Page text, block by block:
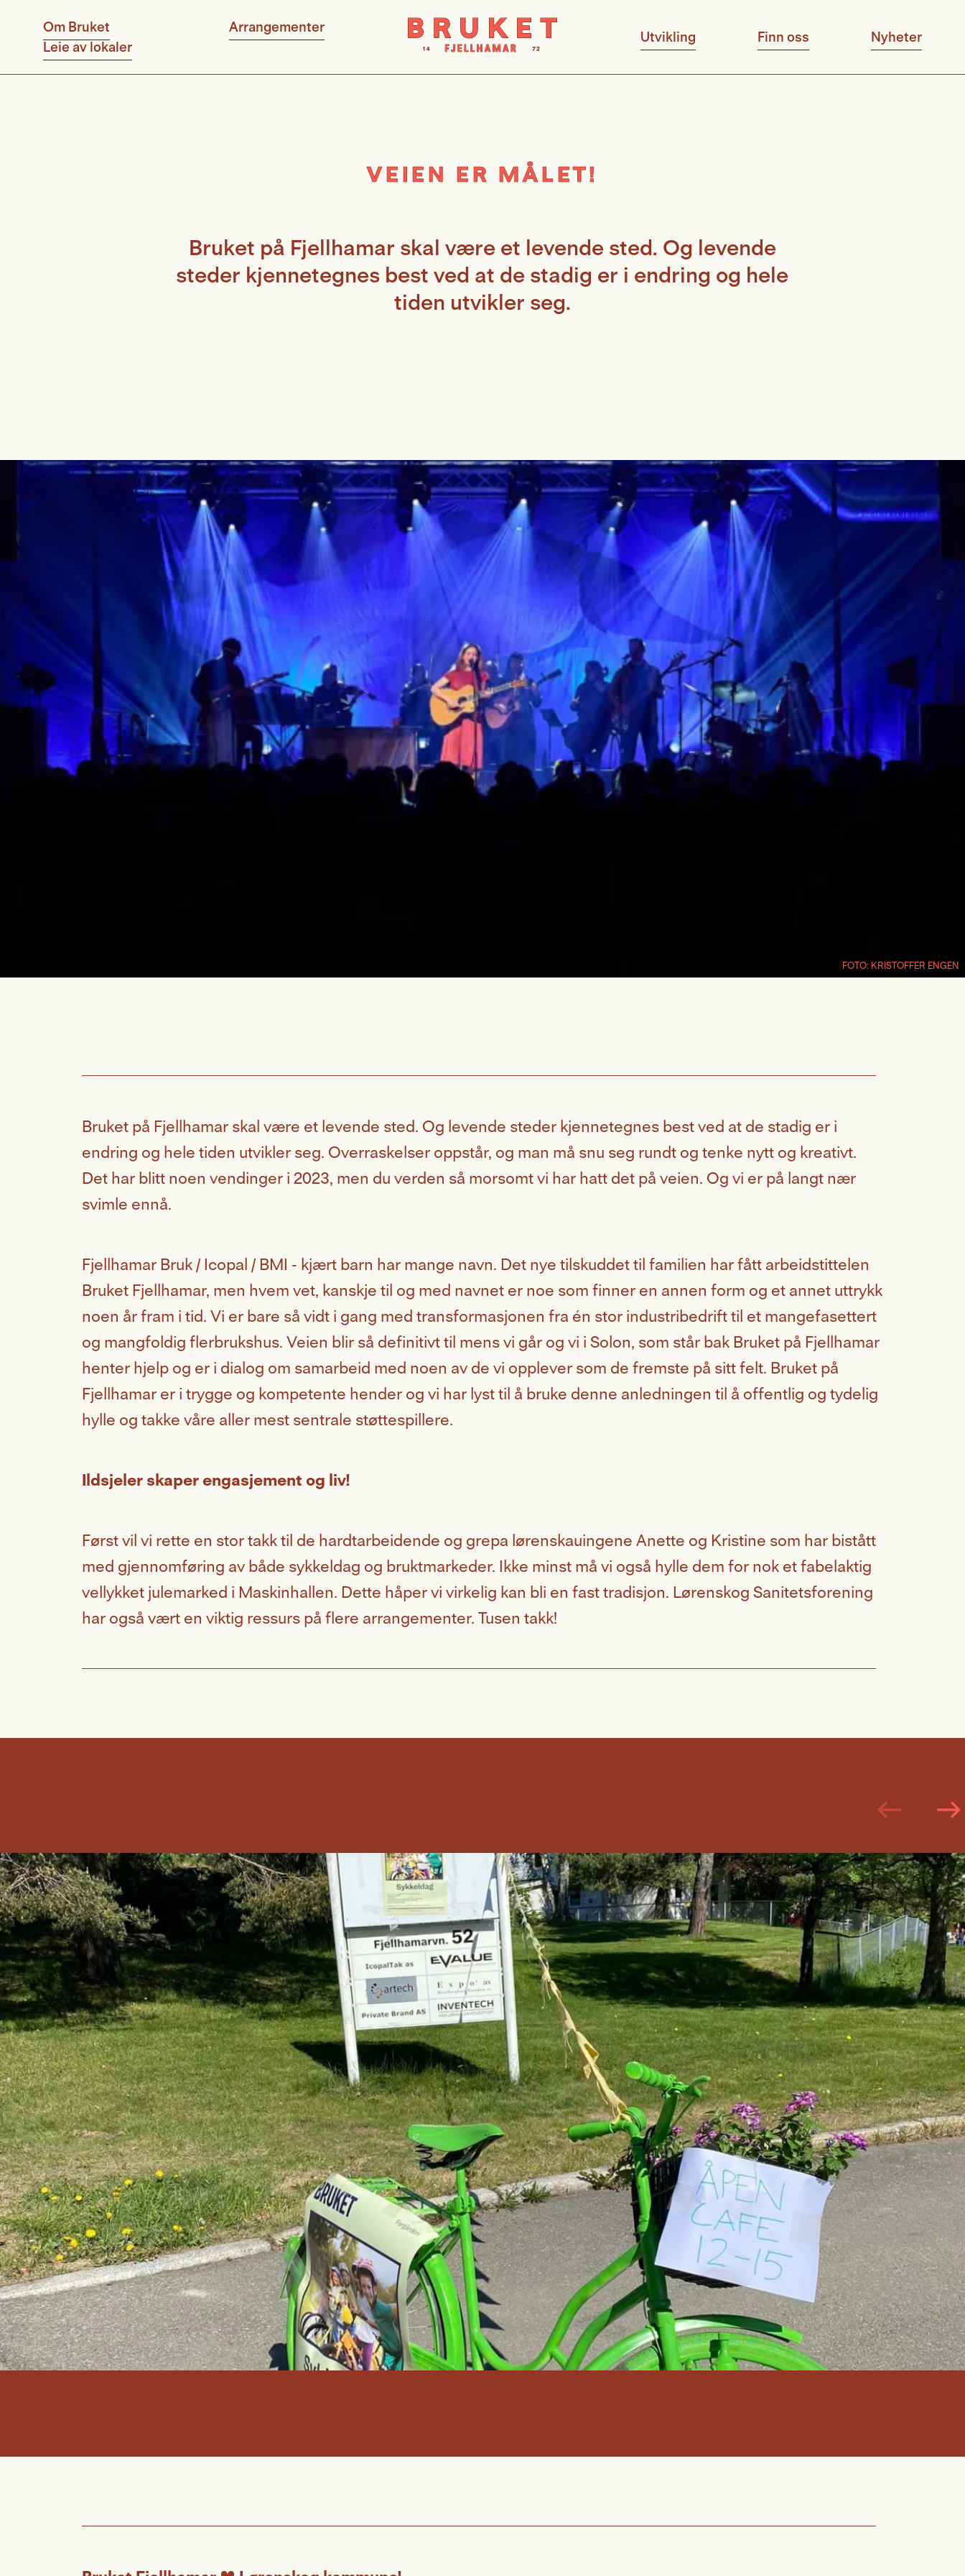
Om Bruket
Arrangementer
Leie av lokaler
Utvikling Finn oss Nyheter
VEIEN ER MÅLET!
Bruket på Fjellhamar skal være et levende sted. Og levende
steder kjennetegnes best ved at de stadig er i endring og hele
tiden utvikler seg.
FOTO: KRISTOFFER ENGEN
Bruket på Fjellhamar skal være et levende sted. Og levende steder kjennetegnes best ved at de stadig er i
endring og hele tiden utvikler seg. Overraskelser oppstår, og man må snu seg rundt og tenke nytt og kreativt.
Det har blitt noen vendinger i 2023, men du verden så morsomt vi har hatt det på veien. Og vi er på langt nær
svimle ennå.
Fjellhamar Bruk / Icopal / BMI - kjært barn har mange navn. Det nye tilskuddet til familien har fått arbeidstittelen
Bruket Fjellhamar, men hvem vet, kanskje til og med navnet er noe som finner en annen form og et annet uttrykk
noen år fram i tid. Vi er bare så vidt i gang med transformasjonen fra én stor industribedrift til et mangefasettert
og mangfoldig flerbrukshus. Veien blir så definitivt til mens vi går og vi i Solon, som står bak Bruket på Fjellhamar
henter hjelp og er i dialog om samarbeid med noen av de vi opplever som de fremste på sitt felt. Bruket på
Fjellhamar er i trygge og kompetente hender og vi har lyst til å bruke denne anledningen til å offentlig og tydelig
hylle og takke våre aller mest sentrale støttespillere.
Ildsjeler skaper engasjement og liv!
Først vil vi rette en stor takk til de hardtarbeidende og grepa lørenskauingene Anette og Kristine som har bistått
med gjennomføring av både sykkeldag og bruktmarkeder. Ikke minst må vi også hylle dem for nok et fabelaktig
vellykket julemarked i Maskinhallen. Dette håper vi virkelig kan bli en fast tradisjon. Lørenskog Sanitetsforening
har også vært en viktig ressurs på flere arrangementer. Tusen takk!